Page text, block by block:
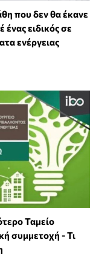
που δεν θα έκανε
ένας ειδικός σε
ενέργειας
Ταμείο
συμμετοχή - Τι